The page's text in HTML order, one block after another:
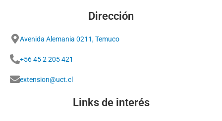
Dirección
Avenida Alemania 0211, Temuco
+56 45 2 205 421
extension@uct.cl
Links de interés